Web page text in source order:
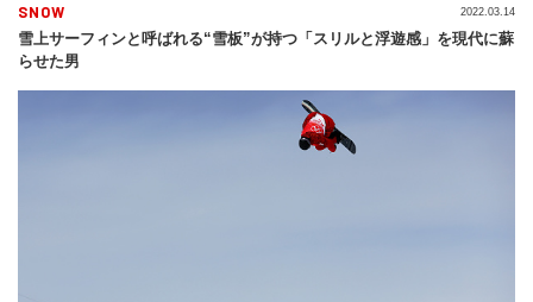
SNOW
雪上サーフィンと呼ばれる“雪板”が持つ「スリルと浮遊感」を現代に蘇
らせた男
2022.03.14